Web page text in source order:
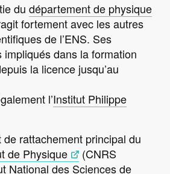
du département de physique
fortement avec les autres
de l’ENS. Ses
impliqués dans la formation
la licence jusqu’au
l’Institut Philippe
de rattachement principal du
de Physique
(CNRS
National des Sciences de